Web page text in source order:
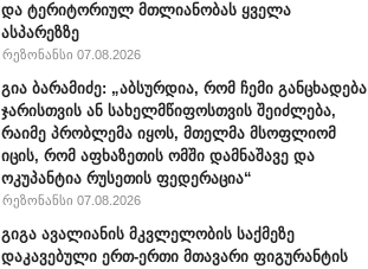
და ტერიტორიულ მთლიანობას ყველა
ასპარეზზე
რეზონანსი 07.08.2026
გია ბარამიძე: „აბსურდია, რომ ჩემი განცხადება
ჯარისთვის ან სახელმწიფოსთვის შეიძლება,
რაიმე პრობლემა იყოს, მთელმა მსოფლიომ
იცის, რომ აფხაზეთის ომში დამნაშავე და
ოკუპანტია რუსეთის ფედერაცია“
რეზონანსი 07.08.2026
გიგა ავალიანის მკვლელობის საქმეზე
დაკავებული ერთ-ერთი მთავარი ფიგურანტის